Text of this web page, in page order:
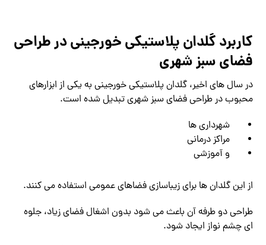
کاربرد گلدان پلاستیکی خورجینی در طراحی
فضای سبز شهری
در سال ‌های اخیر، گلدان پلاستیکی خورجینی به یکی از ابزارهای
محبوب در طراحی فضای سبز شهری تبدیل شده است.
شهرداری ‌ها
مراکز درمانی
و آموزشی
از این گلدان‌ ها برای زیباسازی فضاهای عمومی استفاده می‌ کنند.
طراحی دو طرفه آن باعث می ‌شود بدون اشغال فضای زیاد، جلوه
‌ای چشم ‌نواز ایجاد شود.